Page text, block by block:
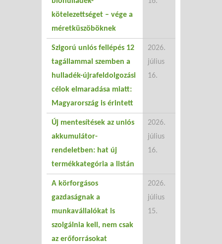
kötelezettséget – vége a
méretküszöböknek
Szigorú uniós fellépés 12
tagállammal szemben a
hulladék-újrafeldolgozási
célok elmaradása miatt:
Magyarország is érintett
2026.
július
16.
Új mentesítések az uniós
akkumulátor-
rendeletben: hat új
termékkategória a listán
2026.
július
16.
A körforgásos
gazdaságnak a
munkavállalókat is
szolgálnia kell, nem csak
az erőforrásokat
2026.
július
15.